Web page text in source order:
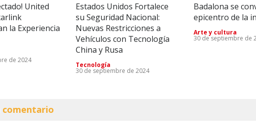
United
la Experiencia
de 2024
Estados Unidos Fortalece
su Seguridad Nacional:
Nuevas Restricciones a
Vehículos con Tecnología
China y Rusa
Tecnología
30 de septiembre de 2024
Badalona se
epicentro de la
Arte y cultura
30 de septiembre de
comentario